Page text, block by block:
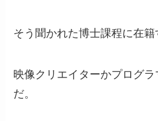
そう聞かれた博士課程に在籍
映像クリエイターかプログ
だ。